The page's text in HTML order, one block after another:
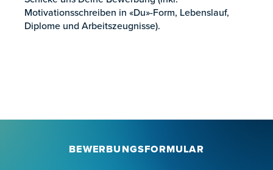
Motivationsschreiben in «Du»-Form, Lebenslauf,
Diplome und Arbeitszeugnisse).
BEWERBUNGSFORMULAR